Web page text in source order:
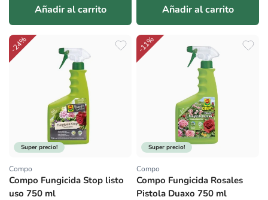
Añadir al carrito Añadir al carrito
-24%
Super precio!
Proveedor:
Compo
Compo Fungicida Stop listo
uso 750 ml
-11%
Super precio!
Proveedor:
Compo
Compo Fungicida Rosales
Pistola Duaxo 750 ml